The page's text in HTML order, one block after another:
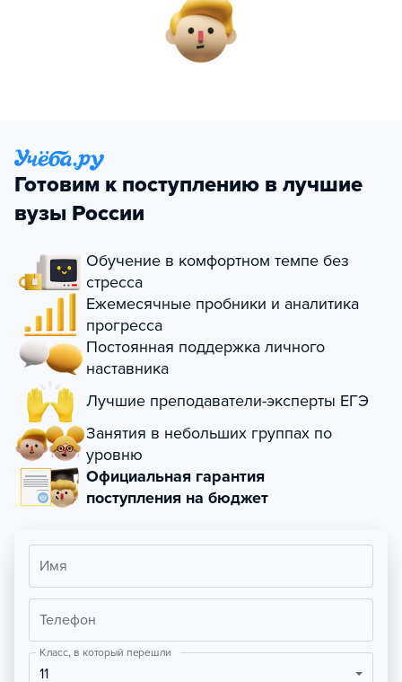
Готовим к поступлению в лучшие
вузы России
Обучение в комфортном темпе без
стресса
Ежемесячные пробники и аналитика
прогресса
Постоянная поддержка личного
наставника
Лучшие преподаватели-эксперты ЕГЭ
Занятия в небольших группах по
уровню
Официальная гарантия
поступления на бюджет
Имя
Телефон
Класс, в который перешли
11